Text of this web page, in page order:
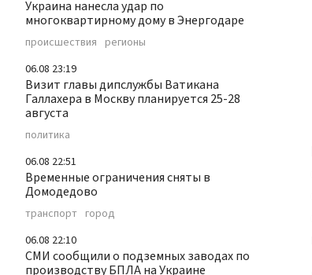
Украина нанесла удар по
многоквартирному дому в Энергодаре
происшествия регионы
06.08 23:19
Визит главы дипслужбы Ватикана
Галлахера в Москву планируется 25-28
августа
политика
06.08 22:51
Временные ограничения сняты в
Домодедово
транспорт город
06.08 22:10
СМИ сообщили о подземных заводах по
производству БПЛА на Украине